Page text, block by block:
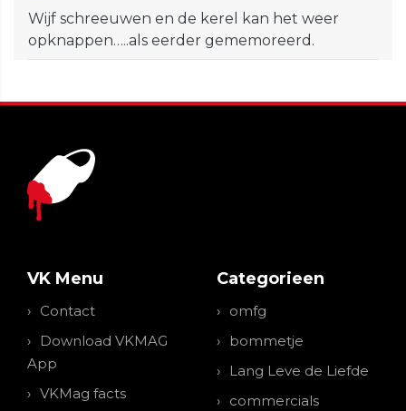
Wijf schreeuwen en de kerel kan het weer
opknappen…..als eerder gememoreerd.
VK Menu
Contact
Download VKMAG
App
VKMag facts
Categorieen
omfg
bommetje
Lang Leve de Liefde
commercials